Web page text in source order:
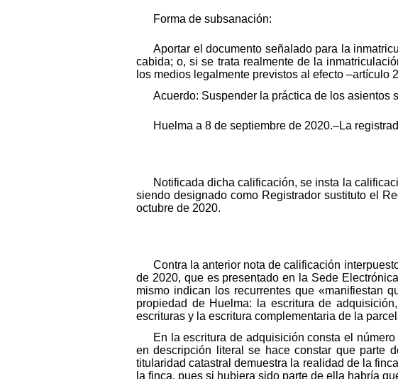
Forma de subsanación:
Aportar el documento señalado para la
cabida; o, si se trata realmente de la
los medios legalmente previstos al efecto –artículo
Acuerdo: Suspender la práctica de los
Huelma a 8 de septiembre de 2020.–La
Notificada dicha calificación, se insta la
siendo designado como Registrador sustituto el
octubre de 2020.
Contra la anterior nota de calificación
de 2020, que es presentado en la Sede
mismo indican los recurrentes que «manifiestan
propiedad de Huelma: la escritura de
escrituras y la escritura complementaria de la
En la escritura de adquisición consta el
en descripción literal se hace constar que parte
titularidad catastral demuestra la realidad de la
la finca, pues si hubiera sido parte de ella habría